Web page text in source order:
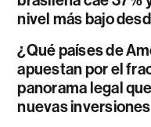
nivel más bajo
¿Qué países de
apuestan por el
panorama legal
nuevas inversiones